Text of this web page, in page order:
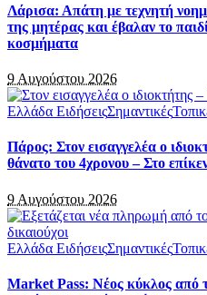
Λάρισα: Απάτη με τεχνητή
της μητέρας και έβαλαν το
κοσμήματα
9 Αυγούστου 2026
Ελλάδα ΕιδήσειςΣημαντικές
Πάρος: Στον εισαγγελέα ο
θάνατο του 4χρονου – Στο
9 Αυγούστου 2026
Ελλάδα ΕιδήσειςΣημαντικές
Market Pass: Νέος κύκλος από